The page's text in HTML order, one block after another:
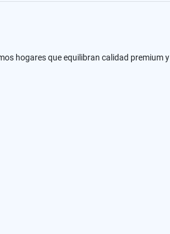
hogares que equilibran calidad premium y